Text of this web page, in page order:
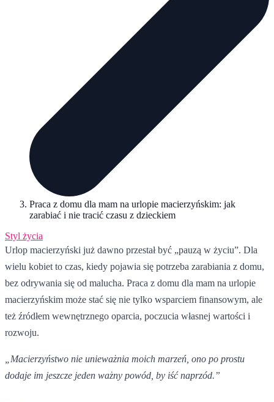
Praca z domu dla mam na urlopie macierzyńskim: jak
zarabiać i nie tracić czasu z dzieckiem
Styl życia
Urlop macierzyński już dawno przestał być „pauzą w życiu”. Dla
wielu kobiet to czas, kiedy pojawia się potrzeba zarabiania z domu,
bez odrywania się od malucha. Praca z domu dla mam na urlopie
macierzyńskim może stać się nie tylko wsparciem finansowym, ale
też źródłem wewnętrznego oparcia, poczucia własnej wartości i
rozwoju.
„Macierzyństwo nie unieważnia moich marzeń, ono po prostu
dodaje im jeszcze jeden ważny powód, by iść naprzód.”